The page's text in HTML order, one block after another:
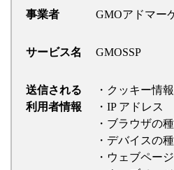
事業者 GMOアドマー
サービス名 GMOSSP
送信される
利用者情報
・クッキー情報
・IP アドレス
・ブラウザの
・デバイスの
・ウェブペー